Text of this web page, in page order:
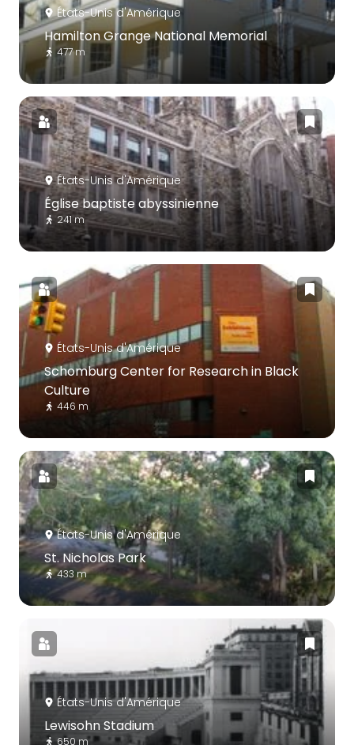
États-Unis d'Amérique
Hamilton Grange National Memorial
477 m
États-Unis d'Amérique
Église baptiste abyssinienne
241 m
États-Unis d'Amérique
Schomburg Center for Research in Black
Culture
446 m
États-Unis d'Amérique
St. Nicholas Park
433 m
États-Unis d'Amérique
Lewisohn Stadium
650 m